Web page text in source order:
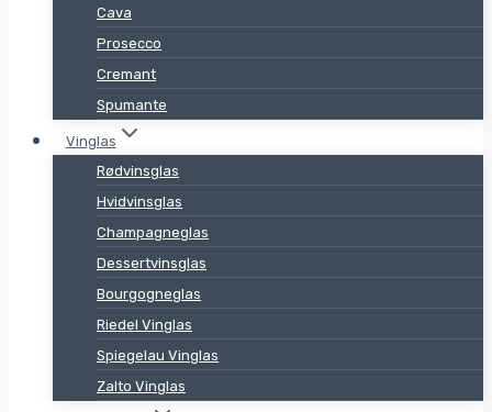
Cava
Prosecco
Cremant
Spumante
Vinglas
Rødvinsglas
Hvidvinsglas
Champagneglas
Dessertvinsglas
Bourgogneglas
Riedel Vinglas
Spiegelau Vinglas
Zalto Vinglas